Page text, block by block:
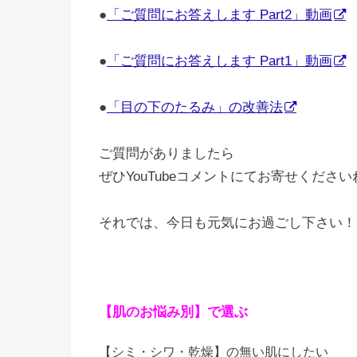
● 「ご質問にお答えします Part2」動画
● 「ご質問にお答えします Part1」動画
● 「目の下のたるみ」の改善法
ご質問がありましたら
ぜひYouTubeコメントにてお寄せください
それでは、今日も元気にお過ごし下さい
【肌のお悩み別】で選ぶ
【シミ・シワ・乾燥】の無い肌にしたい